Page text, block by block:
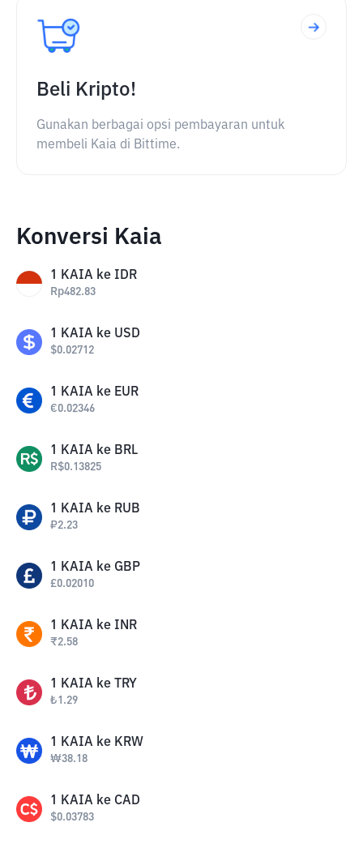
Beli Kripto!
Gunakan berbagai opsi pembayaran untuk
membeli Kaia di Bittime.
Konversi Kaia
1 KAIA ke IDR
Rp482.83
1 KAIA ke USD
$0.02712
1 KAIA ke EUR
€0.02346
1 KAIA ke BRL
R$0.13825
1 KAIA ke RUB
₽2.23
1 KAIA ke GBP
£0.02010
1 KAIA ke INR
₹2.58
1 KAIA ke TRY
₺1.29
1 KAIA ke KRW
₩38.18
1 KAIA ke CAD
$0.03783